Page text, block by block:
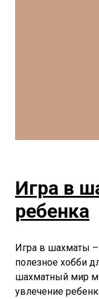
Игра в
ребенка
Игра в шахматы –
полезное хобби
шахматный мир
увлечение